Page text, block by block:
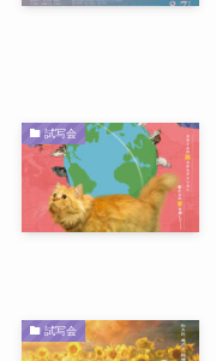
試写会
試写会